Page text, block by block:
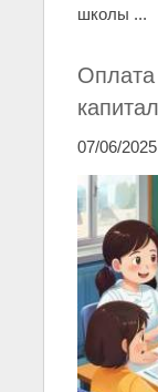
школы ...
07/06/2025